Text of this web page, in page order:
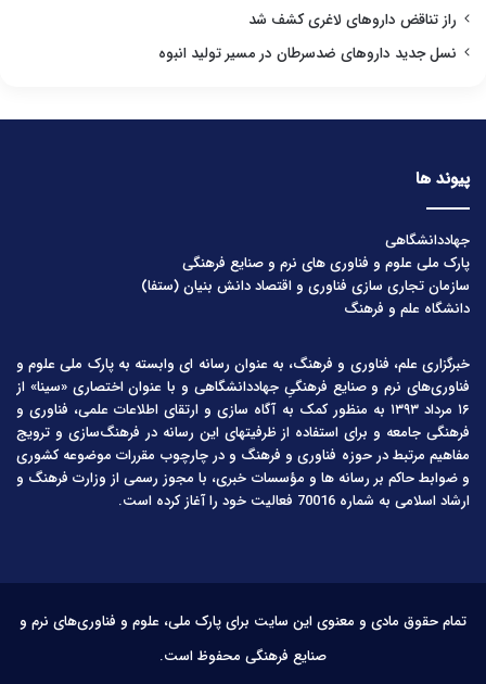
راز تناقض داروهای لاغری کشف شد
نسل جدید داروهای ضدسرطان در مسیر تولید انبوه
پیوند ها
جهاددانشگاهی
پارک ملی علوم و فناوری های نرم و صنایع فرهنگی
سازمان تجاری سازی فناوری و اقتصاد دانش بنیان (ستفا)
دانشگاه علم و فرهنگ
خبرگزاری علم، فناوری و فرهنگ، به عنوان رسانه ای وابسته به پارک ملی علوم و
فناوری‌های نرم و صنایع فرهنگیِ جهاددانشگاهی و با عنوان اختصاری «سینا» از
۱۶ مرداد ۱۳۹۳ به منظور کمک به آگاه سازی و ارتقای اطلاعات علمی، فناوری و
فرهنگی جامعه و برای استفاده از ظرفیتهای این رسانه در فرهنگ‌سازی و ترویج
مفاهیم مرتبط در حوزه فناوری و فرهنگ و در چارچوب مقررات موضوعه کشوری
و ضوابط حاکم بر رسانه ها و مؤسسات خبری، با مجوز رسمی از وزارت فرهنگ و
ارشاد اسلامی به شماره 70016 فعالیت خود را آغاز کرده است.
تمام حقوق مادی و معنوی این سایت برای پارک ملی، علوم و فناوری‌های نرم و
صنایع فرهنگی محفوظ است.